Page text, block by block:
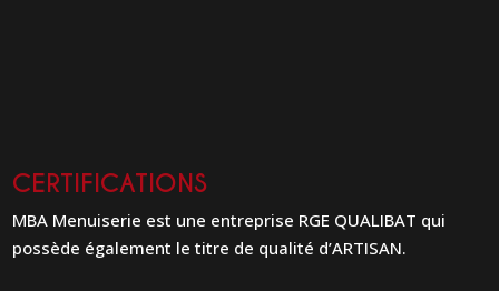
CERTIFICATIONS
MBA Menuiserie est une entreprise RGE QUALIBAT qui
possède également le titre de qualité d’ARTISAN.